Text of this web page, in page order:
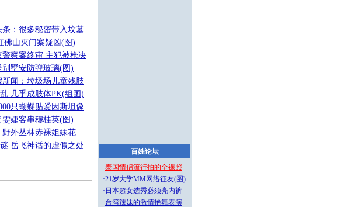
条：很多秘密带入坟墓
佛山灭门案疑凶(图)
察案终审 主犯被枪决
墅安防弹玻璃(图)
新闻：垃圾场儿童残肢
几乎成肢体PK(组图)
只蝴蝶贴爱因斯坦像
雯婕客串穆桂英(图)
野外丛林赤裸姐妹花
岳飞神话的虚假之处
百姓论坛
·泰国情侣流行拍的全裸照
·21岁大学MM网络征友(图)
· 日本超女选秀必须亮内裤
·台湾辣妹的激情艳舞表演